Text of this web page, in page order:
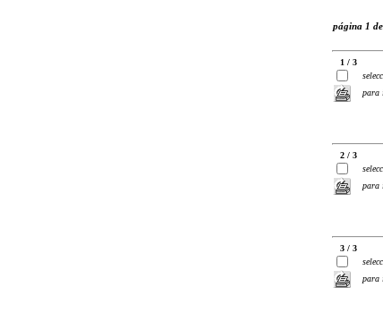
página 1
1 / 3
para
2 / 3
para
3 / 3
para